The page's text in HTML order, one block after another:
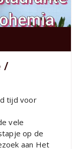
/
tijd voor
vele
op de
aan Het